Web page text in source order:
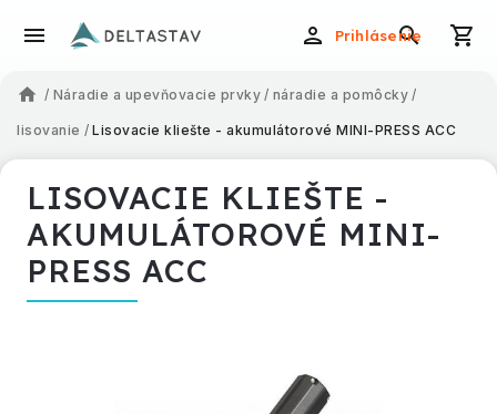
Prihlásenie
/ Náradie a upevňovacie prvky / náradie a pomôcky /
lisovanie / Lisovacie kliešte - akumulátorové MINI-PRESS ACC
LISOVACIE KLIEŠTE -
AKUMULÁTOROVÉ MINI-
PRESS ACC